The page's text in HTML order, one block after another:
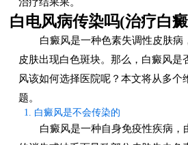
白电风病传染吗(治疗白
白癜风是一种色素失调性皮肤病
皮肤出现白色斑块。那么，白癜风是
风该如何选择医院呢？本文将从多个
题。
1. 白癜风是不会传染的
白癜风是一种自身免疫性疾病，